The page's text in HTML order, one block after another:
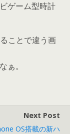
ゲーム型時計
ことで違う画
ぁ。
Next Post
OS搭載の新ハ